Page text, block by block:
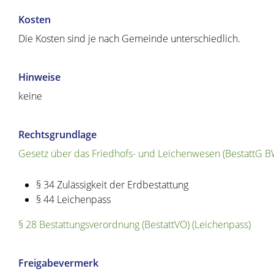
Kosten
Die Kosten sind je nach Gemeinde unterschiedlich.
Hinweise
keine
Rechtsgrundlage
Gesetz über das Friedhofs- und Leichenwesen (BestattG
§ 34Zulässigkeit der Erdbestattung
§ 44 Leichenpass
§ 28 Bestattungsverordnung (BestattVO) (Leichenpass)
Freigabevermerk